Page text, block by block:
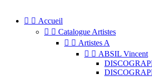
  Accueil
  Catalogue Artistes
  Artistes A
  ABSIL Vincent